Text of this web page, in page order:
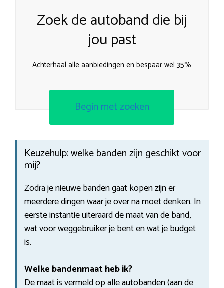
Zoek de autoband die bij
jou past
Achterhaal alle aanbiedingen en bespaar wel 35%
Begin met zoeken
Keuzehulp: welke banden zijn geschikt voor
mij?
Zodra je nieuwe banden gaat kopen zijn er
meerdere dingen waar je over na moet denken. In
eerste instantie uiteraard de maat van de band,
wat voor weggebruiker je bent en wat je budget
is.
Welke bandenmaat heb ik?
De maat is vermeld op alle autobanden (aan de